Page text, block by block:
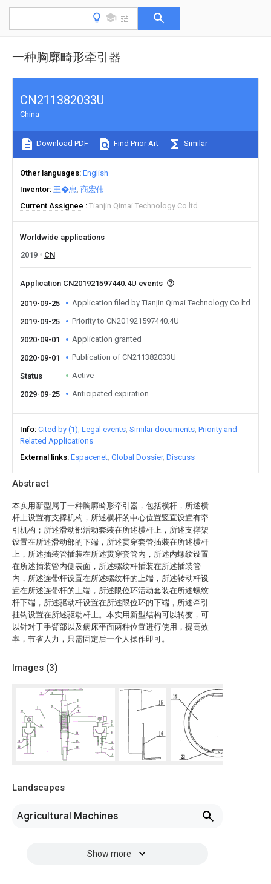
一种胸廓畸形牵引器
Abstract
本实用新型属于一种胸廓畸形牵引器，包括横杆，所述横
杆上设置有支撑机构，所述横杆的中心位置竖直设置有牵
引机构；所述滑动部活动套装在所述横杆上，所述支撑架
设置在所述滑动部的下端，所述贯穿套管插装在所述横杆
上，所述插装管插装在所述贯穿套管内，所述内螺纹设置
在所述插装管内侧表面，所述螺纹杆插装在所述插装管
内，所述连带杆设置在所述螺纹杆的上端，所述转动杆设
置在所述连带杆的上端，所述限位环活动套装在所述螺纹
杆下端，所述驱动杆设置在所述限位环的下端，所述牵引
挂钩设置在所述驱动杆上。本实用新型结构可以转变，可
以针对于手臂部以及病床平面两种位置进行使用，提高效
率，节省人力，只需固定后一个人操作即可。
Images (3)
Landscapes
Agricultural Machines
Show more
CN211382033U
China
Download PDF Find Prior Art Similar
Other languages English
Inventor 王�忠 商宏伟
Current Assignee
Tianjin Qimai Technology Co ltd
Worldwide applications
2019
CN
Application CN201921597440.4U events
2019-09-25 Application filed by Tianjin Qimai Technology Co ltd
2019-09-25 Priority to CN201921597440.4U
2020-09-01 Application granted
2020-09-01 Publication of CN211382033U
Status Active
2029-09-25 Anticipated expiration
Info Cited by (1) Legal events Similar documents Priority and
Related Applications
External links Espacenet Global Dossier Discuss